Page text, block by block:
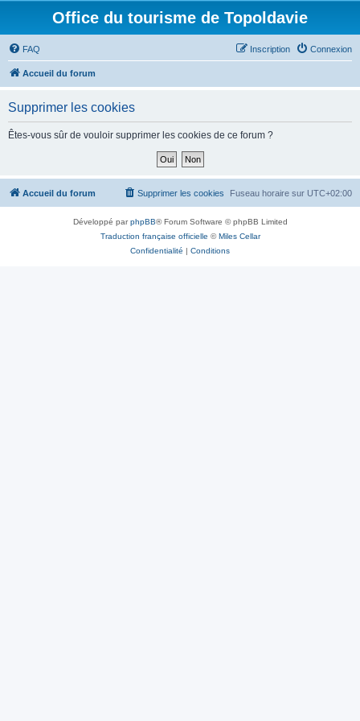
Office du tourisme de Topoldavie
FAQ Connexion
Inscription
Accueil du forum
Supprimer les cookies
Êtes-vous sûr de vouloir supprimer les cookies de ce forum ?
Accueil du forum Fuseau horaire sur UTC+02:00
Supprimer les cookies
Développé parphpBB® Forum Software © phpBB Limited
Traduction française officielle ©Miles Cellar
Confidentialité | Conditions